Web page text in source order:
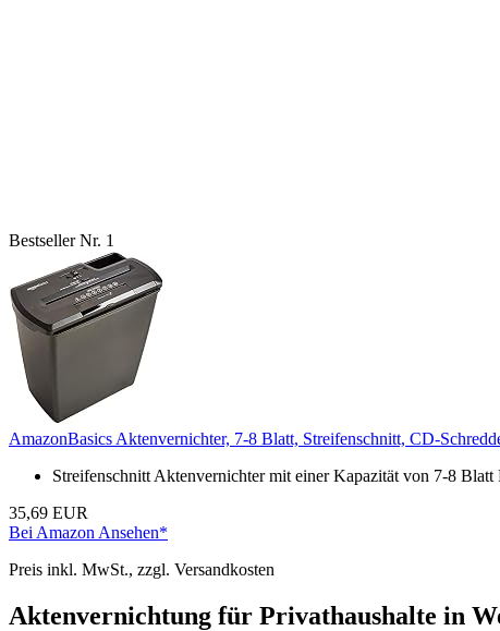
Bestseller Nr. 1
AmazonBasics Aktenvernichter, 7-8 Blatt, Streifenschnitt, CD-
Streifenschnitt Aktenvernichter mit einer Kapazität von 7-8
35,69 EUR
Bei Amazon Ansehen*
Preis inkl. MwSt., zzgl. Versandkosten
Aktenvernichtung für Privathaushalte in